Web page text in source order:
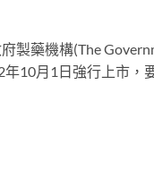
製藥機構(The
10月1日強行上市，